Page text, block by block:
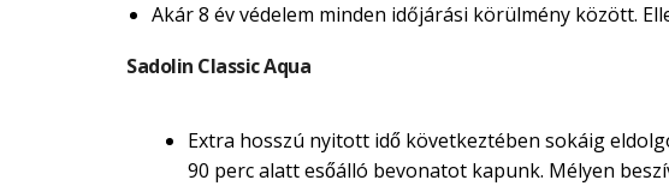
Akár 8 év védelem minden időjárási körülmény között.
Sadolin Classic Aqua
Extra hosszú nyitott idő következtében sokáig
90 perc alatt esőálló bevonatot kapunk. Mélyen